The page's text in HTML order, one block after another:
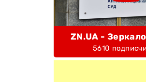
ZN.UA -
5610